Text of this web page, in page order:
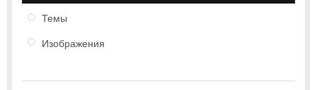
Темы
Изображения